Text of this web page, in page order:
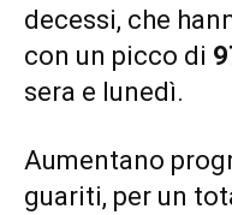
decessi, che
con un picco di
sera e lunedì.
Aumentano
guariti, per un